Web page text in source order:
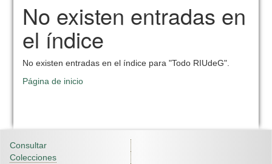
No existen entradas en
el índice
No existen entradas en el índice para "Todo RIUdeG".
Página de inicio
Consultar
Colecciones